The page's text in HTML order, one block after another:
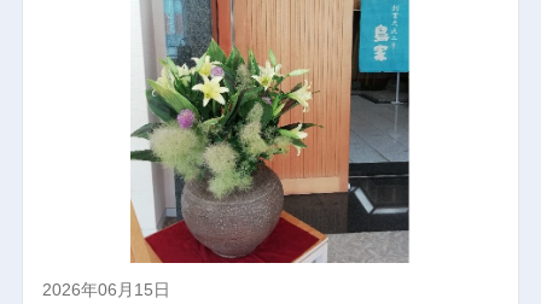
2026年06月15日